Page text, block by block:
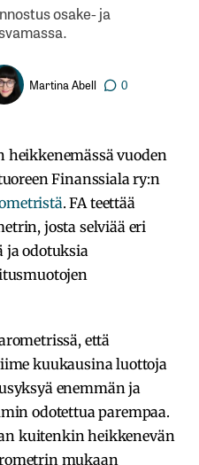
osake- ja
Martina Abell 0
vuoden
Finanssiala ry:n
. FA teettää
josta selviää eri
odotuksia
että
kuukausina luottoja
enemmän ja
odotettua parempaa.
kuitenkin heikkenevän
mukaan